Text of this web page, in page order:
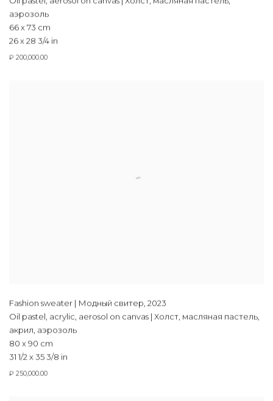
аэрозоль
66 x 73 cm
26 x 28 3/4 in
₽ 200,000.00
Fashion sweater | Модный свитер, 2023
Oil pastel, acrylic, aerosol on canvas | Холст, масляная пастель,
акрил, аэрозоль
80 x 90 cm
31 1/2 x 35 3/8 in
₽ 250,000.00